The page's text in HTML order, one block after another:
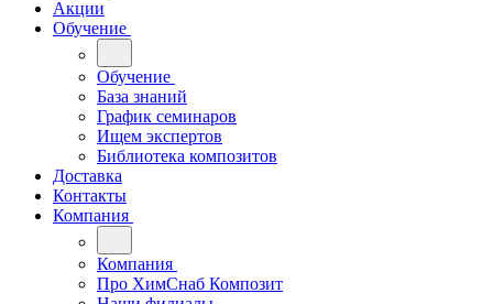
Акции
Обучение
Обучение
База знаний
График семинаров
Ищем экспертов
Библиотека композитов
Доставка
Контакты
Компания
Компания
Про ХимСнаб Композит